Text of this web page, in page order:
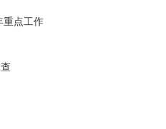
重点工作